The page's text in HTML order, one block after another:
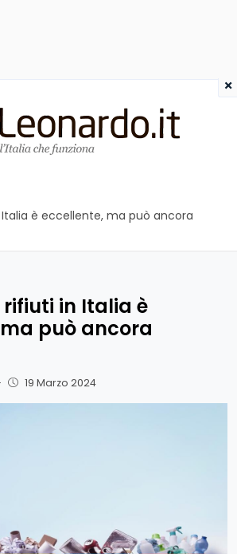
è eccellente, ma può ancora
in Italia è
può ancora
19 Marzo 2024
×